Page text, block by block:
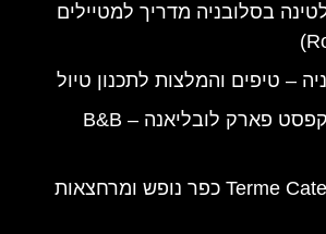
בסלובניה מדריך למטיילים
– טיפים והמלצות לתכנון טיול
מלון בד אנד ברקפסט פארק לובליאנה – B&B
טרמה קאטז – Terme Catez כפר נופש ומרחצאות